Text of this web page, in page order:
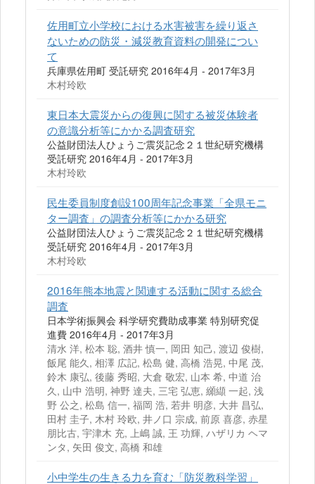
佐用町立小学校における水害被害を繰り返さ
ないための防災・減災教育資料の開発につい
て
兵庫県佐用町 受託研究 2016年4月 - 2017年3月
木村玲欧
東日本大震災からの復興に関する被災体験者
の意識分析等にかかる調査研究
公益財団法人ひょうご震災記念２１世紀研究機構
受託研究 2016年4月 - 2017年3月
木村玲欧
民生委員制度創設100周年記念事業「全県モニ
ター調査」の調査分析等にかかる研究
公益財団法人ひょうご震災記念２１世紀研究機構
受託研究 2016年4月 - 2017年3月
木村玲欧
2016年熊本地震と関連する活動に関する総合
調査
日本学術振興会 科学研究費助成事業 特別研究促
進費 2016年4月 - 2017年3月
清水 洋, 松本 聡, 酒井 慎一, 岡田 知己, 渡辺 俊樹,
飯尾 能久, 相澤 広記, 松島 健, 高橋 浩晃, 中尾 茂,
鈴木 康弘, 後藤 秀昭, 大倉 敬宏, 山本 希, 中道 治
久, 山中 浩明, 神野 達夫, 三宅 弘恵, 纐纈 一起, 浅
野 公之, 松島 信一, 福岡 浩, 若井 明彦, 大井 昌弘,
田村 圭子, 木村 玲欧, 井ノ口 宗成, 前原 喜彦, 赤星
朋比古, 宇津木 充, 上嶋 誠, 王 功輝, ハザリカ ヘマ
ンタ, 矢田 俊文, 高橋 和雄
小中学生の生きる力を育む「防災教科学習」